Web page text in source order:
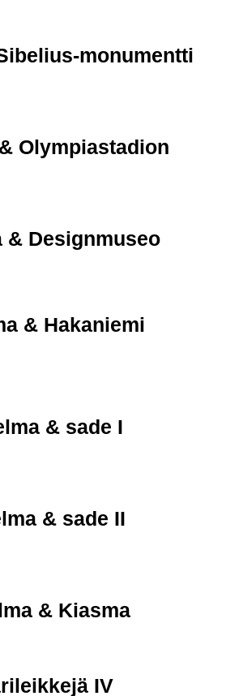
monumentti
Olympiastadion
& Designmuseo
& Hakaniemi
& sade I
& sade II
& Kiasma
IV